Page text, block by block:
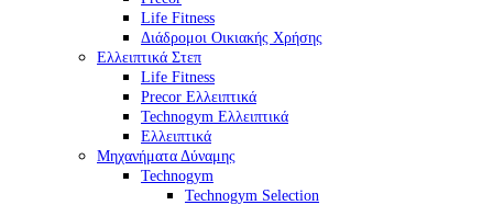
Life Fitness
Διάδρομοι Οικιακής Χρήσης
Ελλειπτικά Στεπ
Life Fitness
Precor Ελλειπτικά
Technogym Ελλειπτικά
Ελλειπτικά
Μηχανήματα Δύναμης
Technogym
Technogym Selection